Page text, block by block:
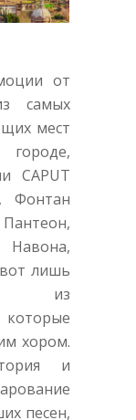
от
самых
мест
CAPUT
Фонтан
лишь
из
которые
хором.
и
песен,